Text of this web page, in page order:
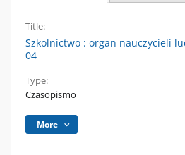
Title:
Szkolnictwo : organ nauczycieli
04
Type:
Czasopismo
More